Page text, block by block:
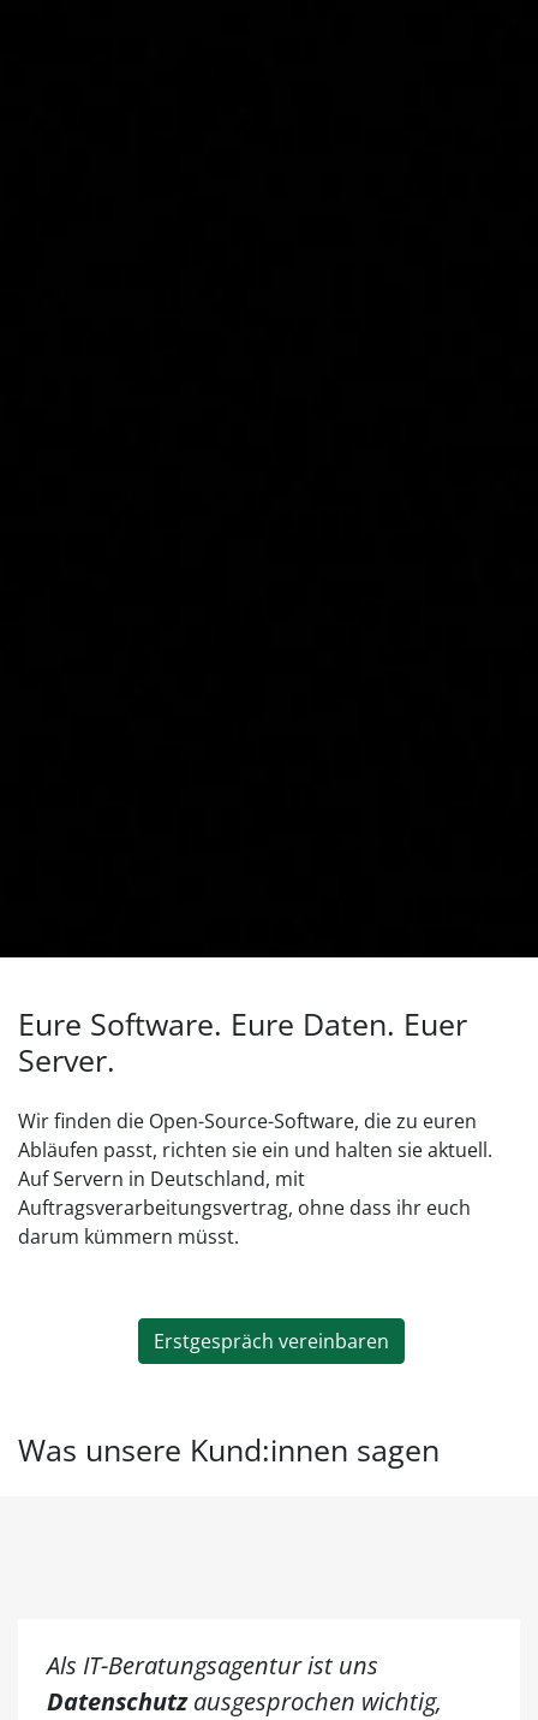
Eure Software. Eure Daten. Euer
Server.
Wir finden die Open-Source-Software, die zu euren
Abläufen passt, richten sie ein und halten sie aktuell.
Auf Servern in Deutschland, mit
Auftragsverarbeitungsvertrag, ohne dass ihr euch
darum kümmern müsst.
Erstgespräch vereinbaren
Was unsere Kund:innen sagen
Als IT-Beratungsagentur ist uns
Datenschutzausgesprochen wichtig,